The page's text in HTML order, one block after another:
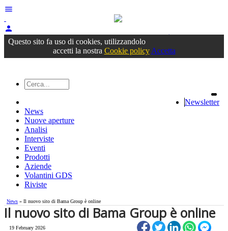
menu
person
Accedioppure registrati
Questo sito fa uso di cookies, utilizzandolo
accetti la nostra Cookie policy Accetta
Newsletter
News
Nuove aperture
Analisi
Interviste
Eventi
Prodotti
Aziende
Volantini GDS
Riviste
News » Il nuovo sito di Bama Group è online
Il nuovo sito di Bama Group è online
19 February 2026